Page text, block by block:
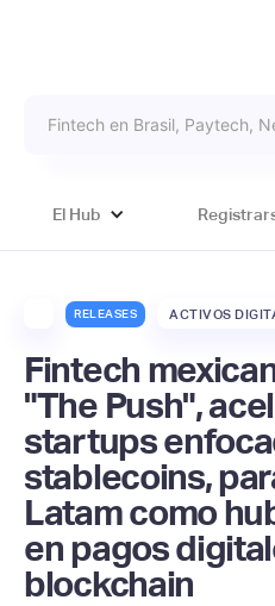
El Hub
RELEASES ACTIVOS
Fintech
"The Push",
startups
stablecoins,
Latam como
en pagos
blockchain